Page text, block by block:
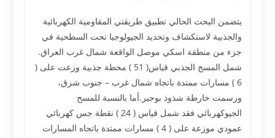
يتضمن البحث الحالي تطبيق طريقتي المقاومية الكهربائية
والجذبية لاستكشاف وتحديد الجيولوجيا تحت السطحية في
جزء من منطقة اسكي موصل الواقعة شمال غرب العراق.
شمل المسح الجذبي قياس( 51 ) محطة جذبية وزعت على (
6 ) مسارات ممتدة باتجاه شمال غرب – جنوب شرق،
ورسمت خارطة شذوذ بوجير.أما بالنسبة للمسح
الجيوكهربائي فقد شمل قياس ( 24 ) نقطة جس كهربائي
عمودي موزعة على ( 4 ) مسارات ممتدة باتجاه المسارات